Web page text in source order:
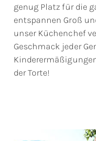
genug Platz für die
entspannen Groß
unser Küchenchef
Geschmack jeder
der Torte!